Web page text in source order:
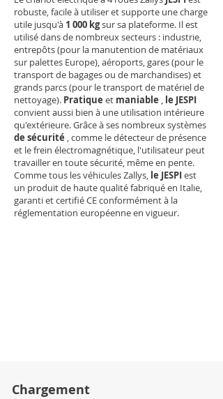
robuste, facile à utiliser et supporte une charge
utile jusqu'à 1 000 kgsur sa plateforme. Il est
utilisé dans de nombreux secteurs : industrie,
entrepôts (pour la manutention de matériaux
sur palettes Europe), aéroports, gares (pour le
transport de bagages ou de marchandises) et
grands parcs (pour le transport de matériel de
nettoyage). Pratique et maniable , le JESPI
convient aussi bien à une utilisation intérieure
qu'extérieure. Grâce à ses nombreux systèmes
de sécurité , comme le détecteur de présence
et le frein électromagnétique, l'utilisateur peut
travailler en toute sécurité, même en pente.
Comme tous les véhicules Zallys, le JESPIest
un produit de haute qualité fabriqué en Italie,
garanti et certifié CE conformément à la
réglementation européenne en vigueur.
Chargement